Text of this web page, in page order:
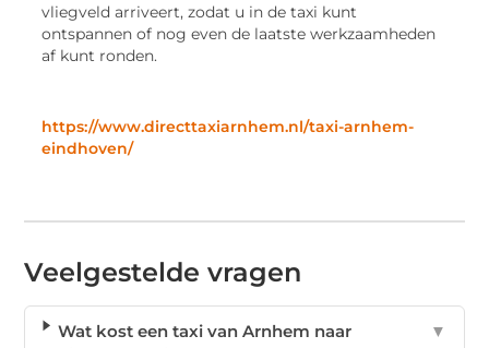
vliegveld arriveert, zodat u in de taxi kunt
ontspannen of nog even de laatste werkzaamheden
af kunt ronden.
https://www.directtaxiarnhem.nl/taxi-arnhem-
eindhoven/
Veelgestelde vragen
Wat kost een taxi van Arnhem naar
▼